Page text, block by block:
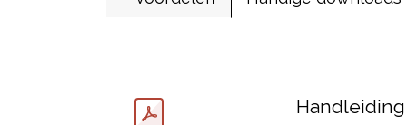
Handleiding